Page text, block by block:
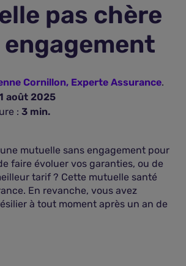
pas chère
engagement
Cornillon, Experte Assurance.
août 2025
: 3 min.
mutuelle sans engagement pour
faire évoluer vos garanties, ou de
tarif ? Cette mutuelle santé
En revanche, vous avez
à tout moment après un an de